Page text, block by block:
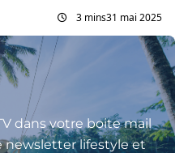
3 mins31 mai 2025
dans votre boite mail
newsletter lifestyle et